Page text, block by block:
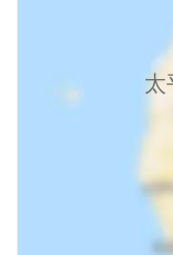
太